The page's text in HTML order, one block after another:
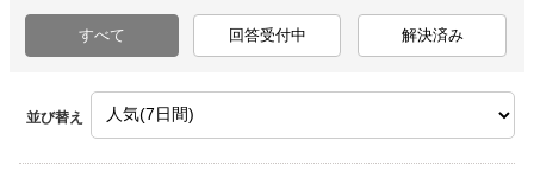
すべて 回答受付中 解決済み
並び替え